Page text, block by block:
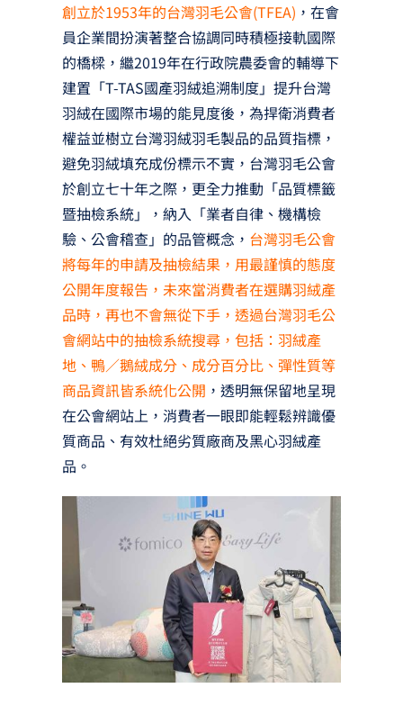
創立於1953年的台灣羽毛公會(TFEA) ，在會
員企業間扮演著整合協調同時積極接軌國際
的橋樑，繼2019年在行政院農委會的輔導下
建置「T-TAS國產羽絨追溯制度」提升台灣
羽絨在國際市場的能見度後，為捍衛消費者
權益並樹立台灣羽絨羽毛製品的品質指標，
避免羽絨填充成份標示不實，台灣羽毛公會
於創立七十年之際，更全力推動「品質標籤
暨抽檢系統」，納入「業者自律、機構檢
驗、公會稽查」的品管概念， 台灣羽毛公會
將每年的申請及抽檢結果，用最謹慎的態度
公開年度報告，未來當消費者在選購羽絨產
品時，再也不會無從下手，透過台灣羽毛公
會網站中的抽檢系統搜尋，包括：羽絨產
地、鴨／鵝絨成分、成分百分比、彈性質等
商品資訊皆系統化公開 ，透明無保留地呈現
在公會網站上，消費者一眼即能輕鬆辨識優
質商品、有效杜絕劣質廠商及黑心羽絨產
品。